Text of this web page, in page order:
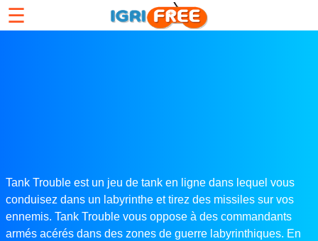
☰
Tank Trouble est un jeu de tank en ligne dans lequel vous
conduisez dans un labyrinthe et tirez des missiles sur vos
ennemis. Tank Trouble vous oppose à des commandants
armés acérés dans des zones de guerre labyrinthiques. En